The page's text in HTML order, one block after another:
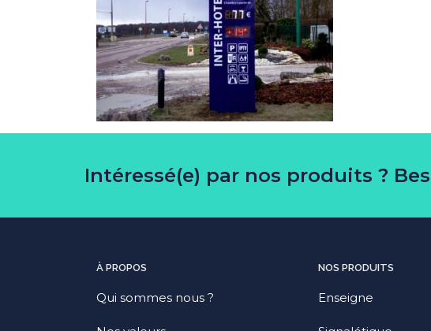
Intéressé(e) par nos produits ?
À PROPOS
Qui sommes nous ?
NOS PRODUITS
Enseigne